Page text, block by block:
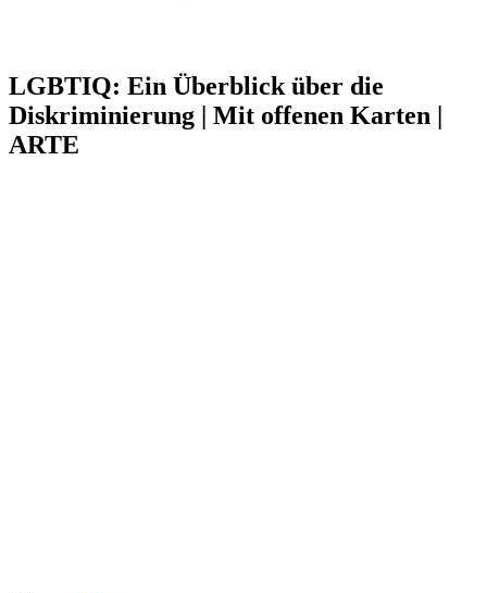
LGBTIQ: Ein Überblick über die
Diskriminierung | Mit offenen Karten |
ARTE